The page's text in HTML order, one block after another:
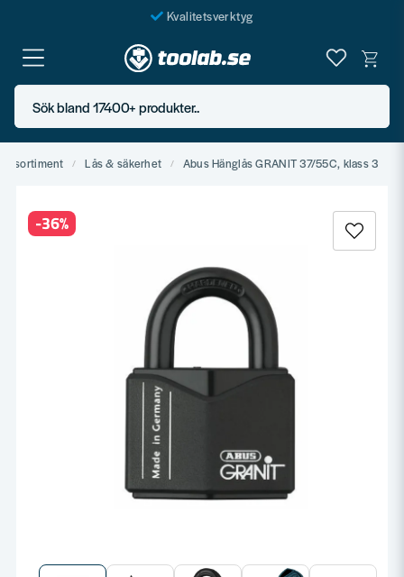
Kvalitetsverktyg
Fraktfritt över 999 SEK*
En järnhandel för alla
Butik i Göteborg
Sök bland 17400+ produkter..
Lås & säkerhet Abus Hänglås GRANIT 37/55C, klass 3
-36%